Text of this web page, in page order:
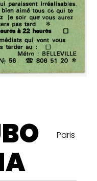
Paris